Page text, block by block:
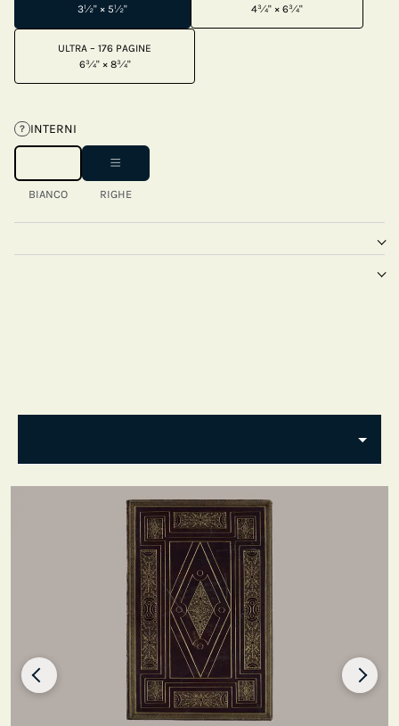
3½" × 5½"
4¾" × 6¾"
ULTRA – 176 PAGINE
6¾" × 8¾"
? INTERNI
BIANCO RIGHE